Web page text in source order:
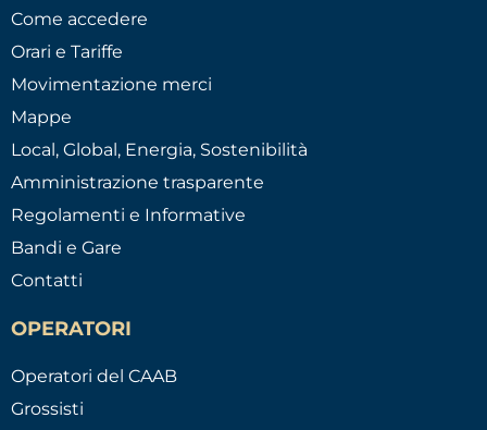
Come accedere
Orari e Tariffe
Movimentazione merci
Mappe
Local, Global, Energia, Sostenibilità
Amministrazione trasparente
Regolamenti e Informative
Bandi e Gare
Contatti
OPERATORI
Operatori del CAAB
Grossisti